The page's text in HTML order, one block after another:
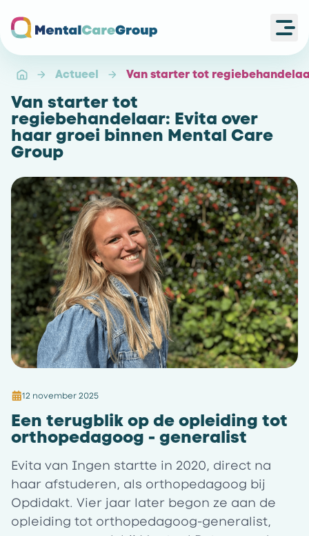
Actueel Van starter tot
Van starter tot
regiebehandelaar: Evita over
haar groei binnen Mental Care
Group
12 november 2025
Een terugblik op de opleiding tot
orthopedagoog - generalist
Evita van Ingen startte in 2020, direct na
haar afstuderen, als orthopedagoog bij
Opdidakt. Vier jaar later begon ze aan de
opleiding tot orthopedagoog-generalist,